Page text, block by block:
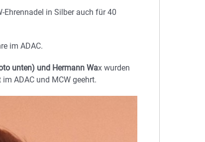
Ehrennadel in Silber auch für 40
im ADAC.
unten) und Hermann Wax wurden
ADAC und MCW geehrt.